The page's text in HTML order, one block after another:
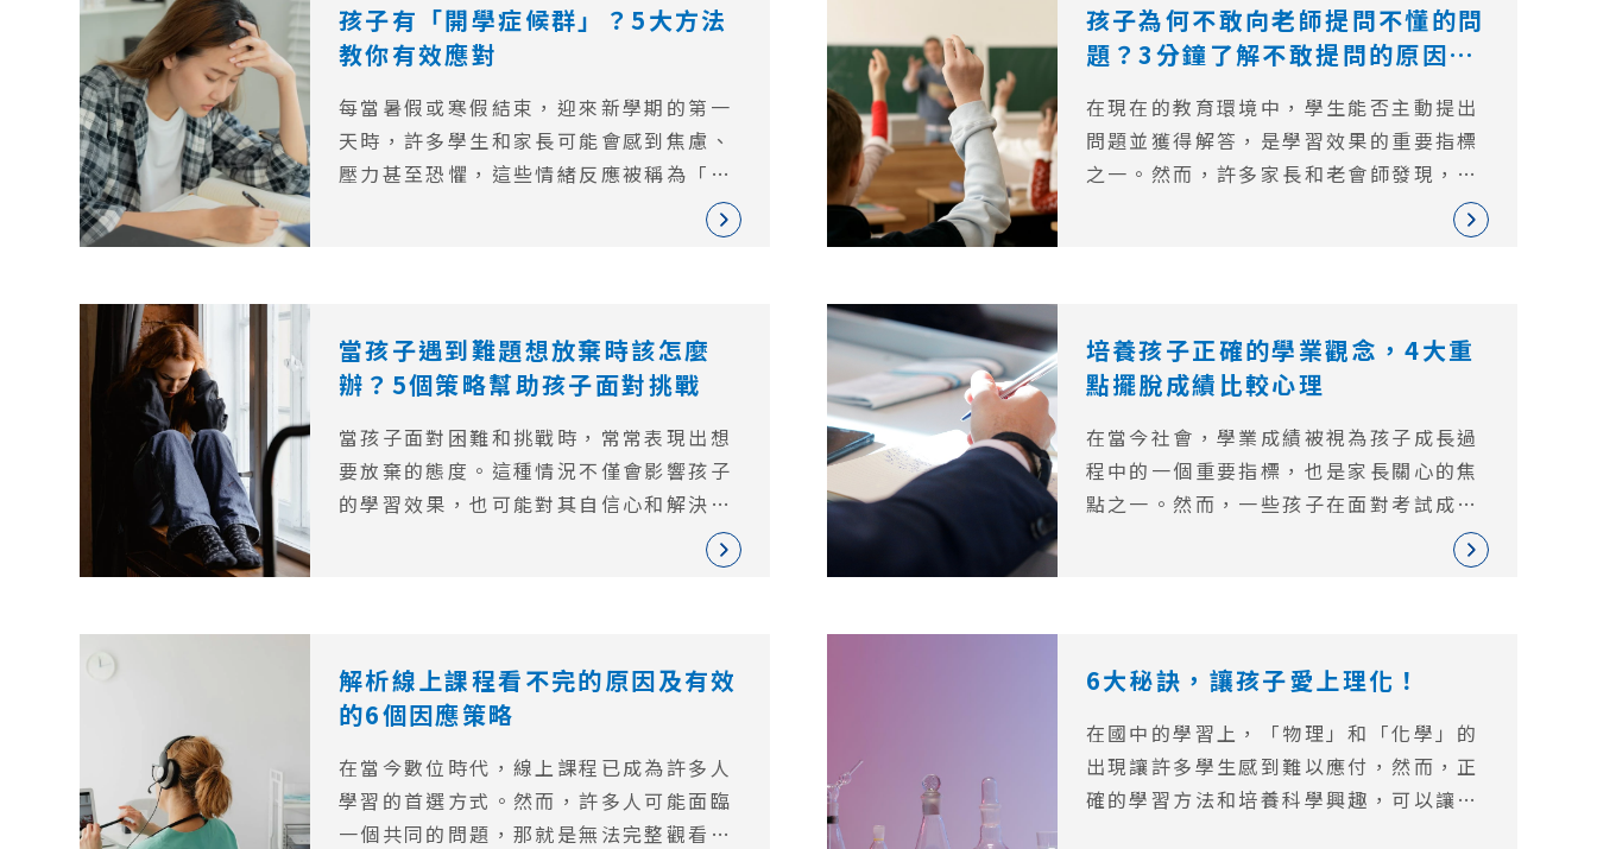
孩子有「開學症候群」？5大方法
教你有效應對
每當暑假或寒假結束，迎來新學期的第一
天時，許多學生和家長可能會感到焦慮、
壓力甚至恐懼，這些情緒反應被稱為「開
學症候群」。這種症候群並非正式的醫學
診斷，但它普遍存在，並對學生的學習效
孩子為何不敢向老師提問不懂的問
題？3分鐘了解不敢提問的原因和
在現在的教育環境中，學生能否主動提出
問題並獲得解答，是學習效果的重要指標
之一。然而，許多家長和老會師發現，孩
子們常常在課堂上對於不懂的問題保持沉
默，甚至在心中積壓了許多疑惑卻不敢向
影響。本文將探討孩子不敢提問的原因，
並提出一些有效的解決方案。
當孩子遇到難題想放棄時該怎麼
辦？5個策略幫助孩子面對挑戰
當孩子面對困難和挑戰時，常常表現出想
要放棄的態度。這種情況不僅會影響孩子
的學習效果，也可能對其自信心和解決問
題的能力產生長遠的影響。在本文中，我
們將探討導致孩子遇到難題想放棄的原
克服負面的心態。
培養孩子正確的學業觀念，4大重
點擺脫成績比較心理
在當今社會，學業成績被視為孩子成長過
程中的一個重要指標，也是家長關心的焦
點之一。然而，一些孩子在面對考試成績
時，往往表現出強烈的比較心理，容易陷
入自卑、焦慮的情緒。本文旨在探討孩子
念，擺脫成績比較心理帶來的焦慮。
解析線上課程看不完的原因及有效
的6個因應策略
在當今數位時代，線上課程已成為許多人
學習的首選方式。然而，許多人可能面臨
一個共同的問題，那就是無法完整觀看完
6大秘訣，讓孩子愛上理化！
在國中的學習上，「物理」和「化學」的
出現讓許多學生感到難以應付，然而，正
確的學習方法和培養科學興趣，可以讓孩